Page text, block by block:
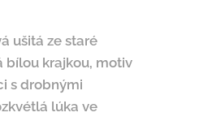
ušitá ze staré
bílou krajkou, motiv
s drobnými
lúka ve